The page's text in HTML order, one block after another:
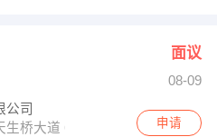
面议
08-09
公司
生桥大道 688 科创大厦 301
申请